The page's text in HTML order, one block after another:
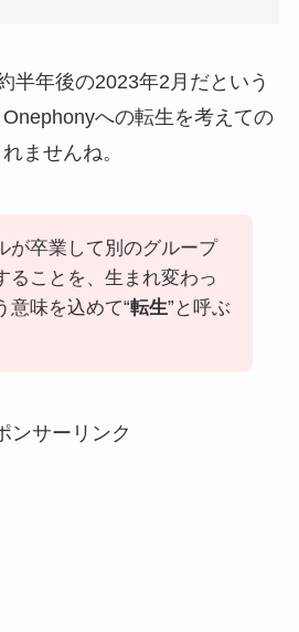
半年後の2023年2月だという
への転生を考えての
ませんね。
が卒業して別のグループ
ることを、生まれ変わっ
意味を込めて“転生”と呼ぶ
ンサーリンク